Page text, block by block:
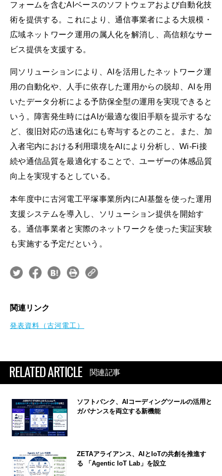
フォームを含むAIベースのソフトウェアおよび自動化技
術を提供する。これにより、通信事業者による大規模・
広域ネットワーク運用の属人化を解消し、高信頼なサー
ビス提供を支援する。
同ソリューションにより、AIを活用したネットワーク運
用の自動化や、人手に依存した運用からの脱却、AIを用
いたデータ分析による予防保全型の運用を実現できると
いう。障害発生時にはAIが最適な復旧手順を提示するな
ど、復旧対応の迅速化にも寄与するとのこと。また、加
入者宅内における利用環境をAIにより分析し、Wi-Fi接
続や通信品質を最適化することで、ユーザーの体感品質
向上を実現するとしている。
本年度中に古河電工平塚事業所内にAI基盤を使った運用
支援システムを導入し、ソリューション提供を開始す
る。通信事業者と実際のネットワークを使った実証実験
も実施する予定だという。
関連リンク
発表資料（古河電工）
RELATED ARTICLE 関連記事
ソフトバンク、AIコーディングツールの活用と
ガバナンスを両立する新機能
ZETAアライアンス、AIとIoTの共創を推進す
る 「Agentic IoT Lab」を設立